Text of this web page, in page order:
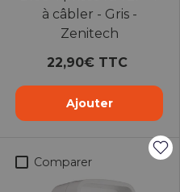
à câbler - Gris -
Zenitech
22,90€ TTC
Ajouter
Comparer